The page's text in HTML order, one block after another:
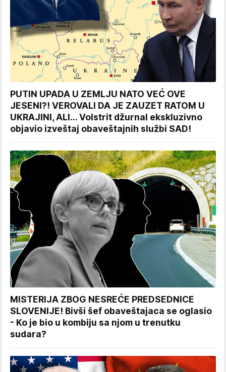
PUTIN UPADA U ZEMLJU NATO VEĆ OVE
JESENI?! VEROVALI DA JE ZAUZET RATOM U
UKRAJINI, ALI... Volstrit džurnal ekskluzivno
objavio izveštaj obaveštajnih službi SAD!
MISTERIJA ZBOG NESREĆE PREDSEDNICE
SLOVENIJE! Bivši šef obaveštajaca se oglasio
- Ko je bio u kombiju sa njom u trenutku
sudara?